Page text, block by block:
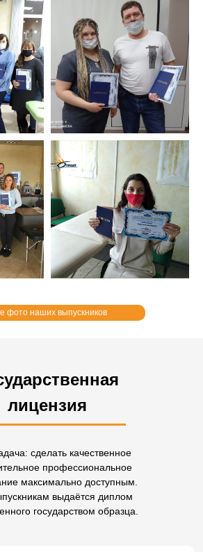
фото наших выпускников
лицензия
сделать качественное
профессиональное
максимально доступным.
выдаётся диплом
государством образца.